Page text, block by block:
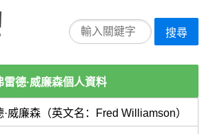
搜尋
雷德·威廉森個人資料
·威廉森（英文名：Fred Williamson）